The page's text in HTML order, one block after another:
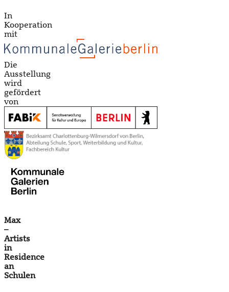
In
Kooperation
mit
Die
Ausstellung
wird
gefördert
von
Max
–
Artists
in
Residence
an
Schulen